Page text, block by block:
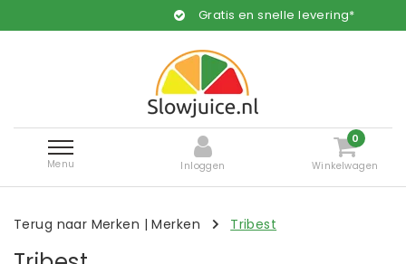
Gratis en snelle levering*
Menu Inloggen
0
Winkelwagen
Terug naar Merken |Merken Tribest